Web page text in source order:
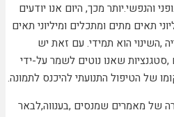
והנפשי.יותר מכך, היום אנו יודעים
תאים מתים ומתכלים ומיליוני תאים
,השינוי הוא תמידי. עם זאת יש
שאנו נוטים לשמר על-ידי
של הטיפול התנועתי להיכנס לתמונה.
של מאמרים שמנסים ,בענווה,לבאר